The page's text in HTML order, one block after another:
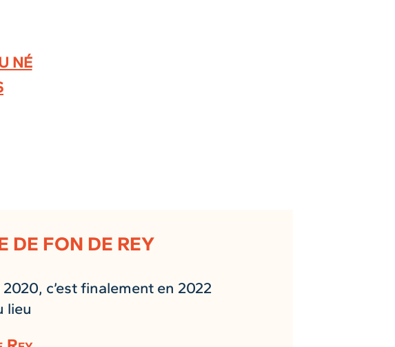
NÉ
DE FON DE REY
c’est finalement en 2022
lieu